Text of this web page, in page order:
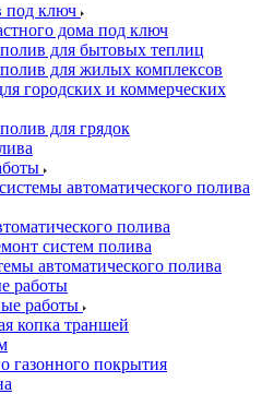
под ключ
дома под ключ
для бытовых теплиц
для жилых комплексов
городских и коммерческих
для грядок
автоматического полива
полива
систем полива
автоматического полива
работы
работы
копка траншей
газонного покрытия